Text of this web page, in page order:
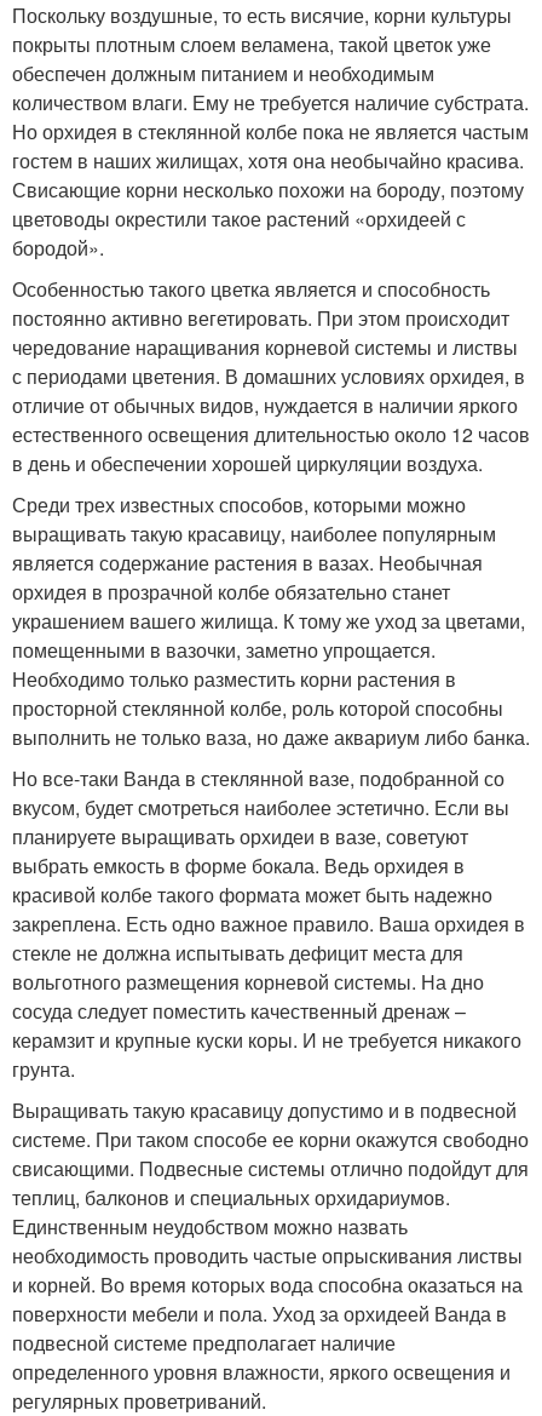
Поскольку воздушные, то есть висячие, корни культуры
покрыты плотным слоем веламена, такой цветок уже
обеспечен должным питанием и необходимым
количеством влаги. Ему не требуется наличие субстрата.
Но орхидея в стеклянной колбе пока не является частым
гостем в наших жилищах, хотя она необычайно красива.
Свисающие корни несколько похожи на бороду, поэтому
цветоводы окрестили такое растений «орхидеей с
бородой».
Особенностью такого цветка является и способность
постоянно активно вегетировать. При этом происходит
чередование наращивания корневой системы и листвы
с периодами цветения. В домашних условиях орхидея, в
отличие от обычных видов, нуждается в наличии яркого
естественного освещения длительностью около 12 часов
в день и обеспечении хорошей циркуляции воздуха.
Среди трех известных способов, которыми можно
выращивать такую красавицу, наиболее популярным
является содержание растения в вазах. Необычная
орхидея в прозрачной колбе обязательно станет
украшением вашего жилища. К тому же уход за цветами,
помещенными в вазочки, заметно упрощается.
Необходимо только разместить корни растения в
просторной стеклянной колбе, роль которой способны
выполнить не только ваза, но даже аквариум либо банка.
Но все-таки Ванда в стеклянной вазе, подобранной со
вкусом, будет смотреться наиболее эстетично. Если вы
планируете выращивать орхидеи в вазе, советуют
выбрать емкость в форме бокала. Ведь орхидея в
красивой колбе такого формата может быть надежно
закреплена. Есть одно важное правило. Ваша орхидея в
стекле не должна испытывать дефицит места для
вольготного размещения корневой системы. На дно
сосуда следует поместить качественный дренаж –
керамзит и крупные куски коры. И не требуется никакого
грунта.
Выращивать такую красавицу допустимо и в подвесной
системе. При таком способе ее корни окажутся свободно
свисающими. Подвесные системы отлично подойдут для
теплиц, балконов и специальных орхидариумов.
Единственным неудобством можно назвать
необходимость проводить частые опрыскивания листвы
и корней. Во время которых вода способна оказаться на
поверхности мебели и пола. Уход за орхидеей Ванда в
подвесной системе предполагает наличие
определенного уровня влажности, яркого освещения и
регулярных проветриваний.